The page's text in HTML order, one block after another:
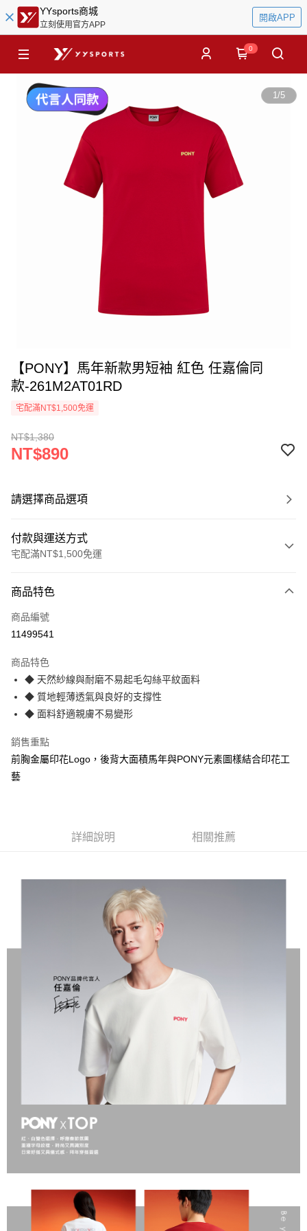
YYsports商城
立刻使用官方APP
開啟APP
0
1/5
【PONY】馬年新款男短袖 紅色 任嘉倫同
款-261M2AT01RD
宅配滿NT$1,500免運
NT$1,380
NT$890
請選擇商品選項
付款與運送方式
宅配滿NT$1,500免運
信用卡一次付款
信用卡分期付款
合作金庫商業銀行
華南商業銀行
彰化商業銀行
上海商業儲蓄銀行
國泰世華商業銀行
匯豐（台灣）商業銀行
聯邦商業銀行
遠東國際商業銀行
LINE Pay
Apple Pay
Google Pay
全盈+PAY
【關於「AFTEE先享後付」】
AFTEE先享後付是「在收到商品之後才付款」的支付方式。 讓您購物簡單
２．便利：只要手機號碼，簡訊認證，即可結帳。
３．安心：先確認商品／服務後，再付款。
【「AFTEE先享後付」結帳流程】
１．於結帳方式選擇「AFTEE先享後付」後，將跳轉至「AFTEE先享後付」
結帳頁面，進行簡訊認證並確認金額後，即可完成結帳。
２．訂單成立數日內，您將收到繳費通知簡訊。
３．收到繳費通知簡訊後14天內，點擊此簡訊中的連結，可透過四大超商／
ATM／網路銀行／等多元方式進行付款，方視為交易完成。
※ 請注意：結帳手續完成當下不需立刻繳費，但若您需要取消訂單，請聯絡
購買商品的店家。未經商家同意取消之訂單仍視為有效，需透過AFTEE先享
後付繳納相關費用。
※ 交易是否成功請以「AFTEE先享後付 」之結帳頁面顯示為準，若有關於
是否繳費成功／繳費後需取消欲退款等相關疑問，請聯繫「AFTEE先享後付
https://netprotections.freshdesk.com/support/home
１．透過由恩沛科技股份有限公司提供之「AFTEE先享後付」服務完成之交
易，需依本服務之必要範圍內提供個人資料，並將交易相關給付款項請求債
權轉讓予恩沛科技股份有限公司。
２．關於個人資料處理事宜，請瀏覽以下網址：
https://aftee.tw/terms/#terms3
３．未成年的使用者請事先徵得法定代理人或監護人之同意方可使用
４．使用「AFTEE先享後付」時，將依據個別帳號之用戶狀況，依本公司即
時審查核予不同之上限額度；若仍有額度不足之情形，本公司將視審查結果
請求用戶進行身份認證。
５．嚴禁一人註冊多個帳號或使用他人資訊註冊。若發現惡意使用之情形，
每筆NT$120，滿NT$1,500(含以上)免運費
商品特色
商品編號
11499541
商品特色
◆ 天然紗線與耐磨不易起毛勾絲平紋面料
◆ 質地輕薄透氣與良好的支撐性
◆ 面料舒適親膚不易變形
銷售重點
前胸金屬印花Logo，後背大面積馬年與PONY元素圖樣結合印花工
藝
詳細說明 相關推薦